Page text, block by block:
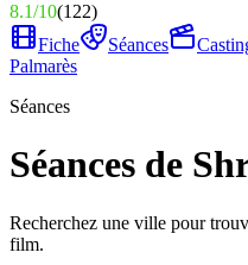
8.1/10(122)
Fiche
Séances
Palmarès
Séances
Séances de
Recherchez une ville pour
film.